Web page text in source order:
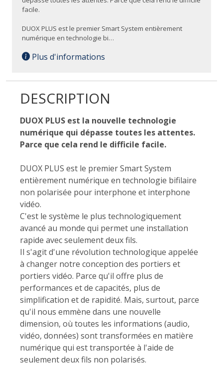
facile.
DUOX PLUS est le premier Smart System entièrement
numérique en technologie bi…
Plus d'informations
DESCRIPTION
DUOX PLUS est la nouvelle technologie
numérique qui dépasse toutes les attentes.
Parce que cela rend le difficile facile.
DUOX PLUS est le premier Smart System
entièrement numérique en technologie bifilaire
non polarisée pour interphone et interphone
vidéo.
C'est le système le plus technologiquement
avancé au monde qui permet une installation
rapide avec seulement deux fils.
Il s'agit d'une révolution technologique appelée
à changer notre conception des portiers et
portiers vidéo. Parce qu'il offre plus de
performances et de capacités, plus de
simplification et de rapidité. Mais, surtout, parce
qu'il nous emmène dans une nouvelle
dimension, où toutes les informations (audio,
vidéo, données) sont transformées en matière
numérique qui est transportée à l'aide de
seulement deux fils non polarisés.